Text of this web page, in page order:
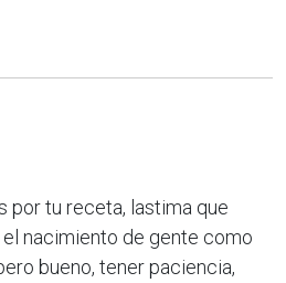
por tu receta, lastima que
nacimiento de gente como
bueno, tener paciencia,